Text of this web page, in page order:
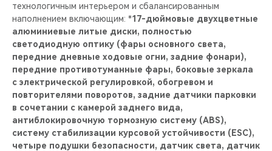
технологичным интерьером и сбалансированным
наполнением включающим: *17-дюймовые двухцветные
алюминиевые литые диски, полностью
светодиодную оптику (фары основного света,
передние дневные ходовые огни, задние фонари),
передние противотуманные фары, боковые зеркала
с электрической регулировкой, обогревом и
повторителями поворотов, задние датчики парковки
в сочетании с камерой заднего вида,
антиблокировочную тормозную систему (ABS),
систему стабилизации курсовой устойчивости (ESС),
четыре подушки безопасности, датчик света, датчик